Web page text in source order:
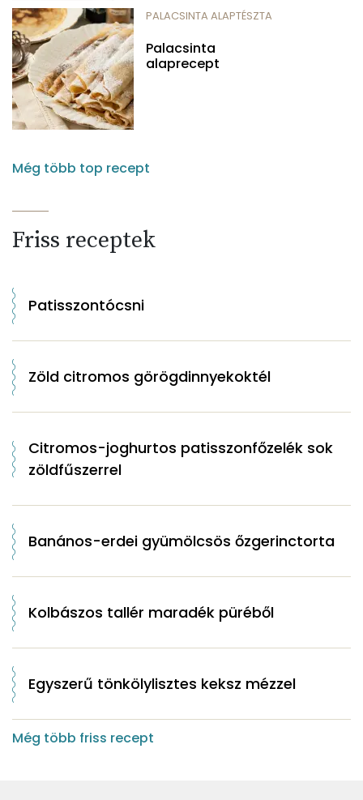
PALACSINTA ALAPTÉSZTA
Palacsinta
alaprecept
Még több top recept
Friss receptek
Patisszontócsni
Zöld citromos görögdinnyekoktél
Citromos-joghurtos patisszonfőzelék sok
zöldfűszerrel
Banános-erdei gyümölcsös őzgerinctorta
Kolbászos tallér maradék püréből
Egyszerű tönkölylisztes keksz mézzel
Még több friss recept